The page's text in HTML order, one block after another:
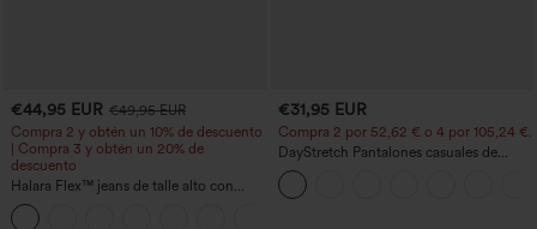
€44,95 EUR €49,95 EUR
Compra 2 y obtén un 10% de descuento
| Compra 3 y obtén un 20% de
descuento
Halara Flex™ jeans de talle alto con
bolsillos, dobladillo enrollado, pierna
ancha y efecto lavado, estilo casual
€31,95 EUR
Compra 2 por 52,62 € o 4 por 105,24 €.
DayStretch Pantalones casuales de
cintura alta con pernera tipo barril y
bolsillos